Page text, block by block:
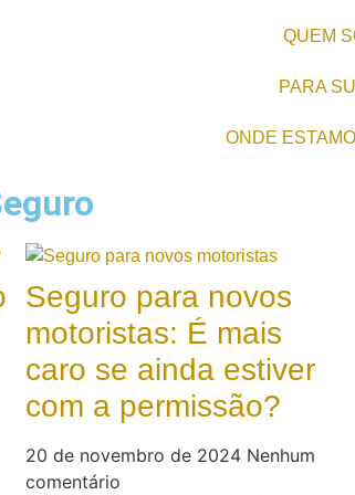
QUEM
PARA
ONDE
Seguro para novos
motoristas: É mais
caro se ainda estiver
com a permissão?
20 de novembro de 2024 Nenhum
comentário